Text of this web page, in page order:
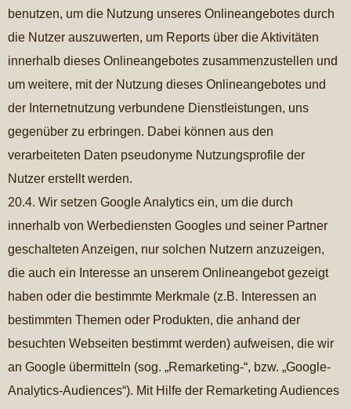
benutzen, um die Nutzung unseres Onlineangebotes durch
die Nutzer auszuwerten, um Reports über die Aktivitäten
innerhalb dieses Onlineangebotes zusammenzustellen und
um weitere, mit der Nutzung dieses Onlineangebotes und
der Internetnutzung verbundene Dienstleistungen, uns
gegenüber zu erbringen. Dabei können aus den
verarbeiteten Daten pseudonyme Nutzungsprofile der
Nutzer erstellt werden.
20.4. Wir setzen Google Analytics ein, um die durch
innerhalb von Werbediensten Googles und seiner Partner
geschalteten Anzeigen, nur solchen Nutzern anzuzeigen,
die auch ein Interesse an unserem Onlineangebot gezeigt
haben oder die bestimmte Merkmale (z.B. Interessen an
bestimmten Themen oder Produkten, die anhand der
besuchten Webseiten bestimmt werden) aufweisen, die wir
an Google übermitteln (sog. „Remarketing-“, bzw. „Google-
Analytics-Audiences“). Mit Hilfe der Remarketing Audiences